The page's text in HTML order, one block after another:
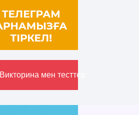
Викторина мен тесттер